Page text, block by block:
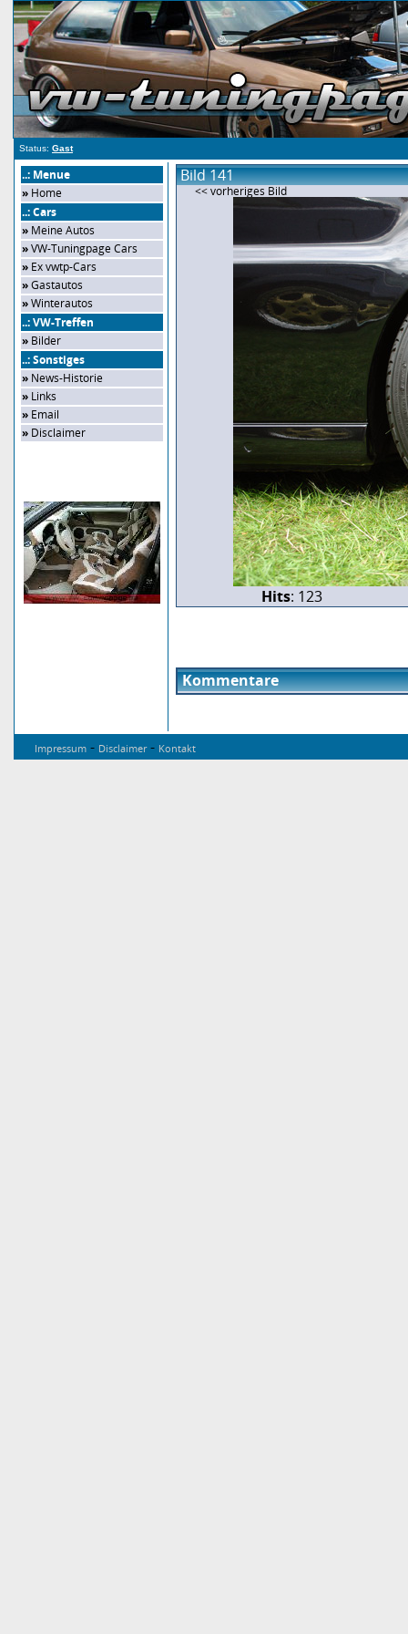
Status: Gast
..: Menue
» Home
..: Cars
» Meine Autos
»VW-Tuningpage Cars
» Ex vwtp-Cars
»Gastautos
»Winterautos
..: VW-Treffen
» Bilder
..: Sonstiges
» News-Historie
» Links
» Email
» Disclaimer
Bild 141
<< vorheriges Bild
Hits: 123
Kommentare
Impressum - Disclaimer- Kontakt